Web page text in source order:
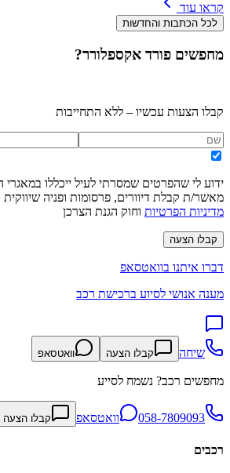
קראו עוד
לכל הכתבות והחדשות
מחפשים פורד אקספלורר?
קבלו הצעות עכשיו – ללא התחייבות
ידוע לי שהפרטים שמסרתי לעיל ייכללו במאגרי
מאשר/ת קבלת דיוורים, פרסומות ופניה
מדיניות הפרטיות וחוק הגנת הצרכן
קבלו הצעה
דברו איתנו בוואטסאפ
מענה אנושי לסיוע ברכישת רכב
שיחה קבלו הצעה וואטסאפ
מחפשים רכב? נשמח לסייע
058-7809093 וואטסאפ קבלו הצעה
רכבים